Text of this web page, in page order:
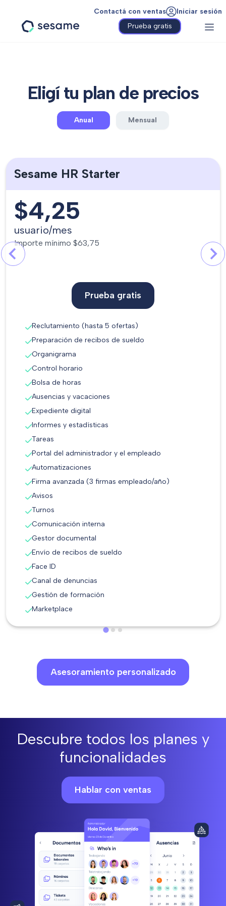
Contactá con ventas Iniciar sesión
Prueba gratis
Eligí tu plan de precios
Anual Mensual
Sesame HR Starter
$4,25
usuario/mes
Importe mínimo $63,75
Prueba gratis
Reclutamiento (hasta 5 ofertas)
Preparación de recibos de sueldo
Organigrama
Control horario
Bolsa de horas
Ausencias y vacaciones
Expediente digital
Informes y estadísticas
Tareas
Portal del administrador y el empleado
Automatizaciones
Firma avanzada (3 firmas empleado/año)
Avisos
Turnos
Comunicación interna
Gestor documental
Envío de recibos de sueldo
Face ID
Canal de denuncias
Gestión de formación
Marketplace
Asesoramiento personalizado
Descubre todos los planes y
funcionalidades
Hablar con ventas